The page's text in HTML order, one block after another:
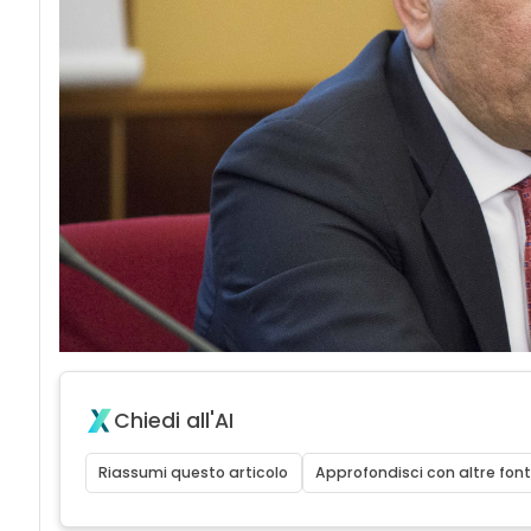
Chiedi all'AI
Riassumi questo articolo Approfondisci con altre